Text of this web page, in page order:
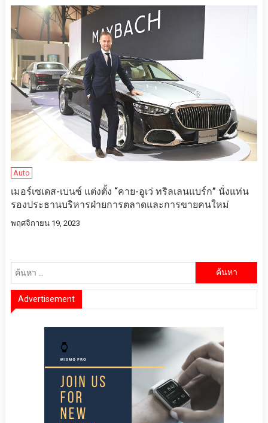
Auto
เมอร์เซเดส-เบนซ์ แต่งตั้ง “คาย-อูเว่ ทริลเลนแบร์ก” นั่งแท่น
รองประธานบริหารฝ่ายการตลาดและการขายคนใหม่
พฤศจิกายน 19, 2023
Advertisement